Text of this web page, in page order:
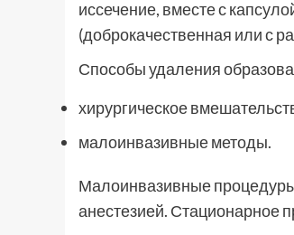
иссечение, вместе с
(доброкачественная или с
Способы удаления
хирургическое
малоинвазивные методы.
Малоинвазивные
анестезией. Стационарное